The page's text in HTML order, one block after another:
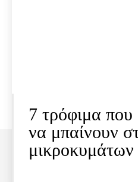
7 τρόφιμα που
να μπαίνουν
μικροκυμάτων